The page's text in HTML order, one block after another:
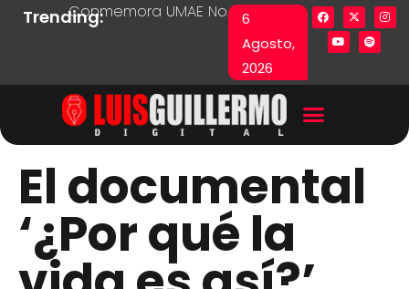
6
Agosto,
2026
Trending:Conmemora UMAE No. 71 Día de las y los
Lista en excel expone
El documental
‘¿Por qué la